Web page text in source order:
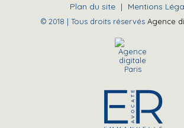
Plan du site | Mentions
© 2018 | Tous droits réservés Agence